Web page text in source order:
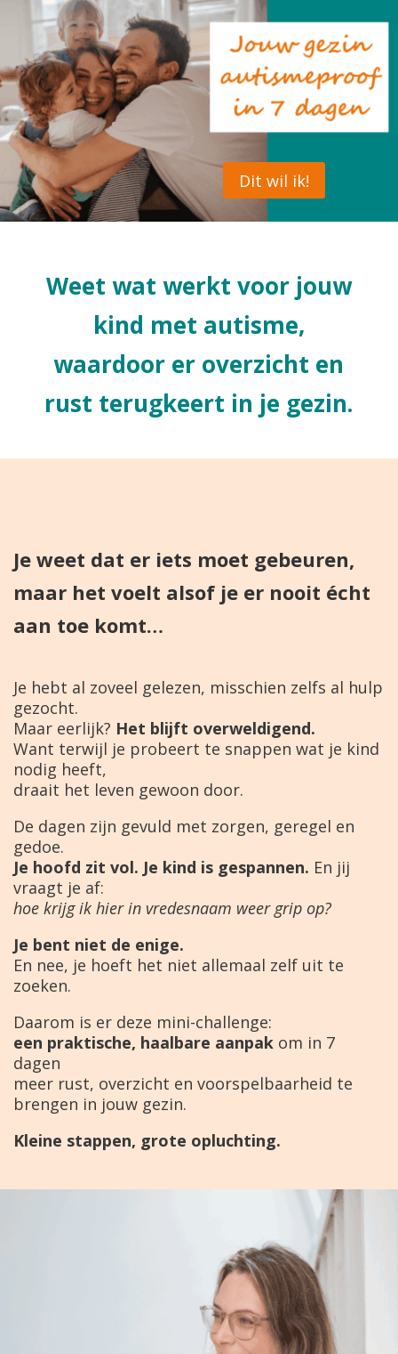
Dit wil ik!
Weet wat werkt voor jouw
kind met autisme,
waardoor er overzicht en
rust terugkeert in je gezin.
Je weet dat er iets moet gebeuren,
maar het voelt alsof je er nooit écht
aan toe komt…
Je hebt al zoveel gelezen, misschien zelfs al hulp
gezocht.
Maar eerlijk? Het blijft overweldigend.
Want terwijl je probeert te snappen wat je kind
nodig heeft,
draait het leven gewoon door.
De dagen zijn gevuld met zorgen, geregel en
gedoe.
Je hoofd zit vol. Je kind is gespannen. En jij
vraagt je af:
hoe krijg ik hier in vredesnaam weer grip op?
Je bent niet de enige.
En nee, je hoeft het niet allemaal zelf uit te
zoeken.
Daarom is er deze mini-challenge:
een praktische, haalbare aanpak om in 7
dagen
meer rust, overzicht en voorspelbaarheid te
brengen in jouw gezin.
Kleine stappen, grote opluchting.